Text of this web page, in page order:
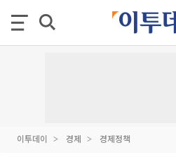
이투데이 경제 경제정책